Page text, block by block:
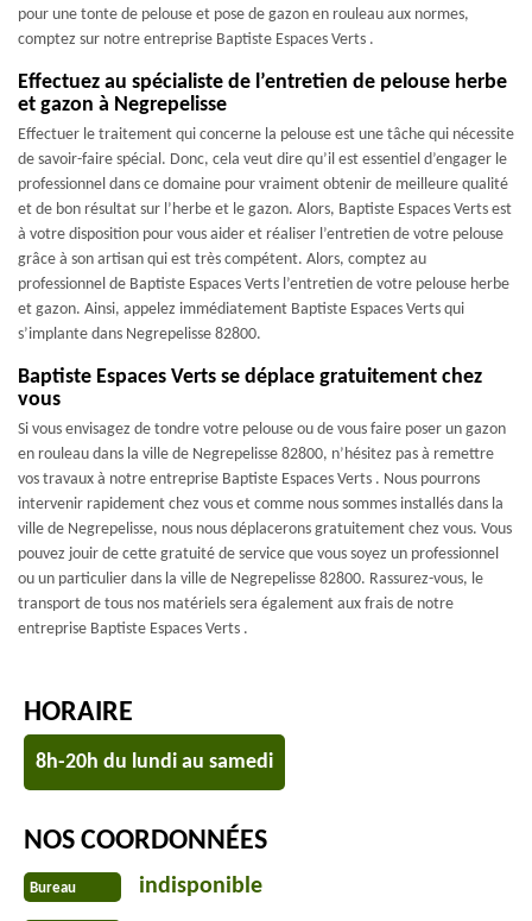
pour une tonte de pelouse et pose de gazon en rouleau aux normes,
comptez sur notre entreprise Baptiste Espaces Verts .
Effectuez au spécialiste de l’entretien de pelouse herbe
et gazon à Negrepelisse
Effectuer le traitement qui concerne la pelouse est une tâche qui nécessite
de savoir-faire spécial. Donc, cela veut dire qu’il est essentiel d’engager le
professionnel dans ce domaine pour vraiment obtenir de meilleure qualité
et de bon résultat sur l’herbe et le gazon. Alors, Baptiste Espaces Verts est
à votre disposition pour vous aider et réaliser l’entretien de votre pelouse
grâce à son artisan qui est très compétent. Alors, comptez au
professionnel de Baptiste Espaces Verts l’entretien de votre pelouse herbe
et gazon. Ainsi, appelez immédiatement Baptiste Espaces Verts qui
s’implante dans Negrepelisse 82800.
Baptiste Espaces Verts se déplace gratuitement chez
vous
Si vous envisagez de tondre votre pelouse ou de vous faire poser un gazon
en rouleau dans la ville de Negrepelisse 82800, n’hésitez pas à remettre
vos travaux à notre entreprise Baptiste Espaces Verts . Nous pourrons
intervenir rapidement chez vous et comme nous sommes installés dans la
ville de Negrepelisse, nous nous déplacerons gratuitement chez vous. Vous
pouvez jouir de cette gratuité de service que vous soyez un professionnel
ou un particulier dans la ville de Negrepelisse 82800. Rassurez-vous, le
transport de tous nos matériels sera également aux frais de notre
entreprise Baptiste Espaces Verts .
HORAIRE
8h-20h du lundi au samedi
NOS COORDONNÉES
Bureau indisponible